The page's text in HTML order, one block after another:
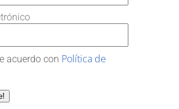
acuerdo con Política de